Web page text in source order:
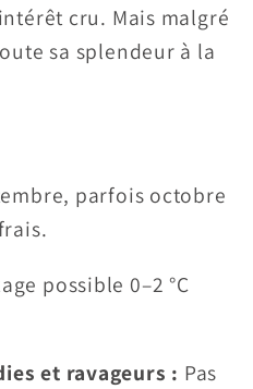
cru. Mais malgré
sa splendeur à la
parfois octobre
possible 0–2 °C
et ravageurs : Pas